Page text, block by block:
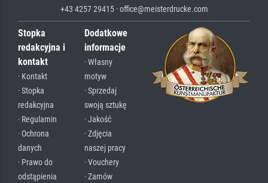
+43 4257 29415 · office@meisterdrucke.com
Stopka
redakcyjna i
kontakt
· Kontakt
· Stopka
redakcyjna
· Regulamin
· Ochrona
danych
· Prawo do
odstąpienia
Dodatkowe
informacje
· Własny
motyw
· Sprzedaj
swoją sztukę
· Jakość
· Zdjęcia
naszej pracy
· Vouchery
· Zamów